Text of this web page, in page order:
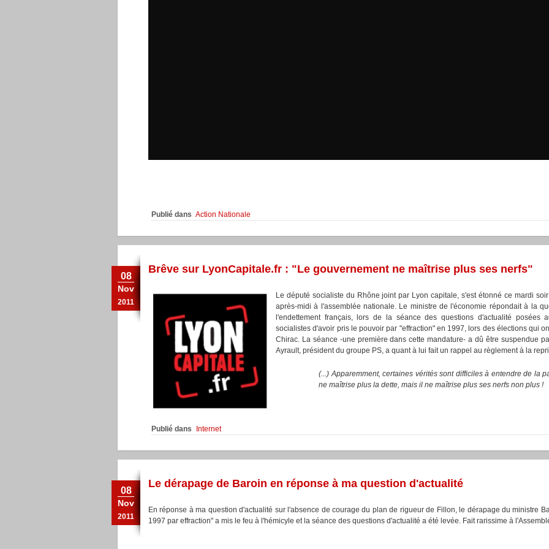
Publié dans Action Nationale
Brêve sur LyonCapitale.fr : "Le gouvernement ne maîtrise plus ses nerfs"
08
Nov
2011
Le député socialiste du Rhône joint par Lyon capitale, s'est étonné ce mardi
après-midi à l'assemblée nationale. Le ministre de l'économie répondait à la
l'endettement français, lors de la séance des questions d'actualité posées
socialistes d'avoir pris le pouvoir par "effraction" en 1997, lors des élections qui
Chirac. La séance -une première dans cette mandature- a dû être suspendue
Ayrault, président du groupe PS, a quant à lui fait un rappel au règlement à la
(...) Apparemment, certaines vérités sont difficiles à entendre de la
ne maîtrise plus la dette, mais il ne maîtrise plus ses nerfs non plus !
Publié dans Internet
Le dérapage de Baroin en réponse à ma question d'actualité
08
Nov
2011
En réponse à ma question d'actualité sur l'absence de courage du plan de rigueur de Fillon, le dérapage du ministre
1997 par effraction" a mis le feu à l'hémicyle et la séance des questions d'actualité a été levée. Fait rarissime à